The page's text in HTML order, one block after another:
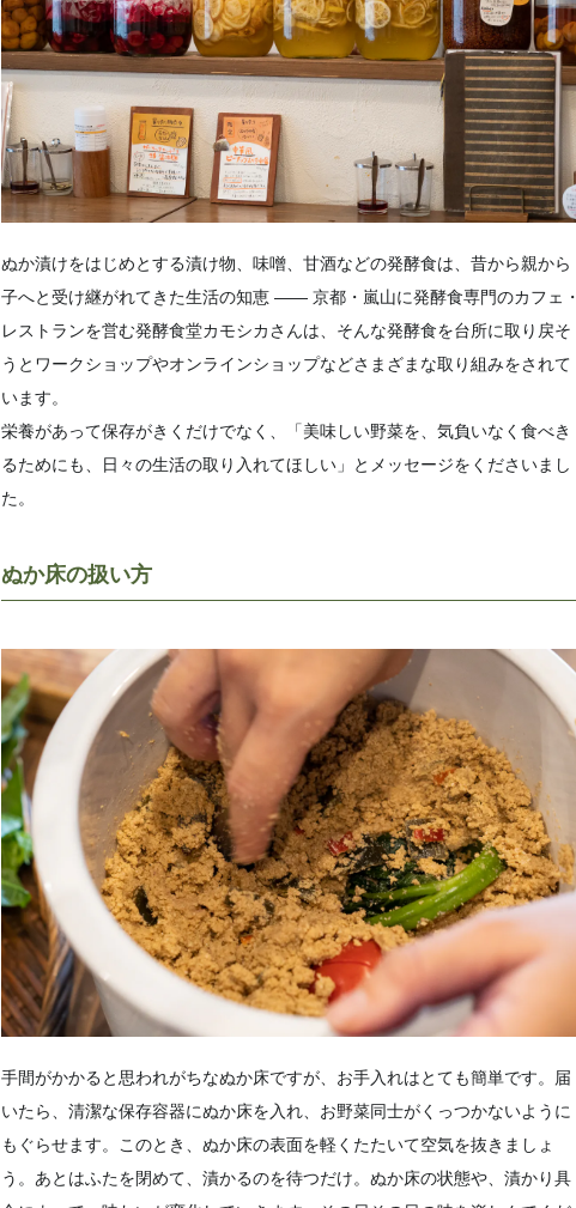
ぬか漬けをはじめとする漬け物、味噌、甘酒などの発酵食は、昔から親から
子へと受け継がれてきた生活の知恵 ―― 京都・嵐山に発酵食専門のカフェ・
レストランを営む発酵食堂カモシカさんは、そんな発酵食を台所に取り戻そ
うとワークショップやオンラインショップなどさまざまな取り組みをされて
います。
栄養があって保存がきくだけでなく、「美味しい野菜を、気負いなく食べき
るためにも、日々の生活の取り入れてほしい」とメッセージをくださいまし
た。
ぬか床の扱い方
手間がかかると思われがちなぬか床ですが、お手入れはとても簡単です。届
いたら、清潔な保存容器にぬか床を入れ、お野菜同士がくっつかないように
もぐらせます。このとき、ぬか床の表面を軽くたたいて空気を抜きましょ
う。あとはふたを閉めて、漬かるのを待つだけ。ぬか床の状態や、漬かり具